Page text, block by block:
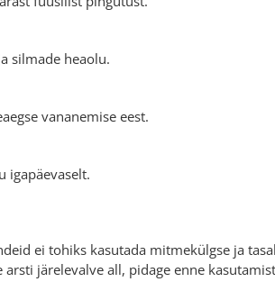
silmade heaolu.
vananemise eest.
igapäevaselt.
ei tohiks kasutada mitmekülgse ja
järelevalve all, pidage enne